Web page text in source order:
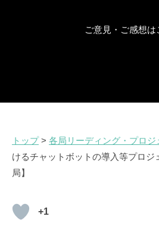
ご意見・ご感想は
トップ> 各局リーディング・プロジ
けるチャットボットの導入等プロジ
局】
+1